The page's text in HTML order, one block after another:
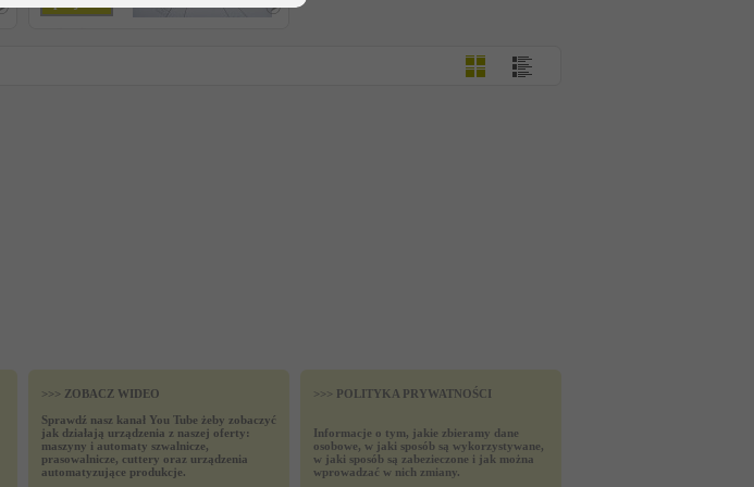
>>> ZOBACZ WIDEO
Sprawdź nasz kanał You Tube żeby zobaczyć
jak działają urządzenia z naszej oferty:
maszyny i automaty szwalnicze,
prasowalnicze, cuttery oraz urządzenia
automatyzujące produkcje.
>>> POLITYKA PRYWATNOŚCI
Informacje o tym, jakie zbieramy dane
osobowe, w jaki sposób są wykorzystywane,
w jaki sposób są zabezieczone i jak można
wprowadzać w nich zmiany.